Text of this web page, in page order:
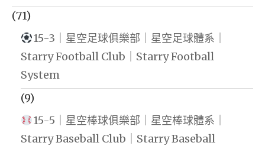
(71)
15-3｜星空足球俱樂部｜星空足球體系｜
Starry Football Club｜Starry Football
System
(9)
15-5｜星空棒球俱樂部｜星空棒球體系｜
Starry Baseball Club｜Starry Baseball